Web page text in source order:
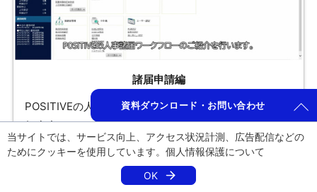
当サイトでは、サービス向上、アクセス状況計測、広告配信などの
ためにクッキーを使用しています。 個人情報保護について
OK
諸届申請編
POSITIVEの人事諸届申請ワークフローの特長をご紹介
します。
詳しく見る
資料ダウンロード・お問い合わせ